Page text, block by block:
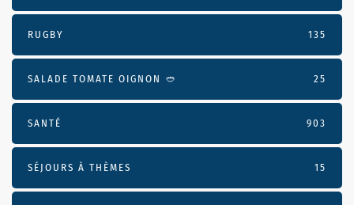
RUGBY 135
SALADE TOMATE OIGNON 🥙 25
SANTÉ 903
SÉJOURS À THÈMES 15